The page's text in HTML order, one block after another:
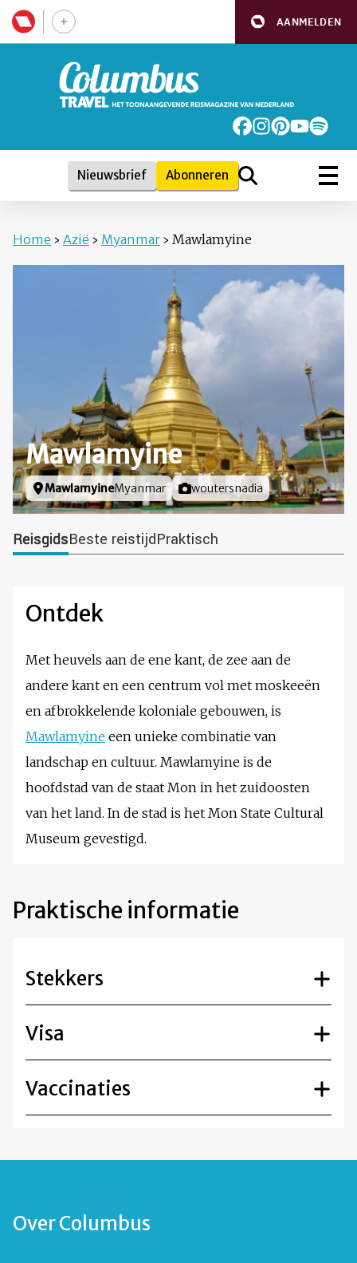
AANMELDEN
Nieuwsbrief Abonneren
Home › Azië › Myanmar › Mawlamyine
Mawlamyine
Locatie
MawlamyineMyanmar Foto door
woutersnadia
ReisgidsBeste reistijdPraktisch
Ontdek
Met heuvels aan de ene kant, de zee aan de
andere kant en een centrum vol met moskeeën
en afbrokkelende koloniale gebouwen, is
Mawlamyine een unieke combinatie van
landschap en cultuur. Mawlamyine is de
hoofdstad van de staat Mon in het zuidoosten
van het land. In de stad is het Mon State Cultural
Museum gevestigd.
Praktische informatie
Stekkers
Visa
Vaccinaties
Over Columbus